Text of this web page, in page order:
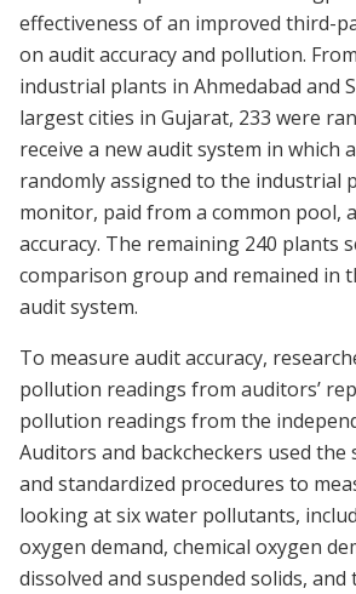
effectiveness of an improved third-
on audit accuracy and pollution.
industrial plants in Ahmedabad and
largest cities in Gujarat, 233 were
receive a new audit system in which
randomly assigned to the industrial
monitor, paid from a common pool,
accuracy. The remaining 240 plants
comparison group and remained in
audit system.
To measure audit accuracy,
pollution readings from auditors’
pollution readings from the
Auditors and backcheckers used the
and standardized procedures to
looking at six water pollutants,
oxygen demand, chemical oxygen
dissolved and suspended solids,